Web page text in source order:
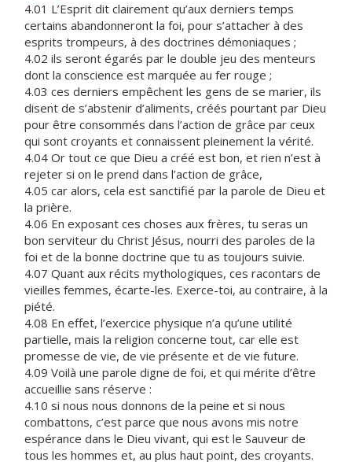
4.01 L’Esprit dit clairement qu’aux derniers temps
certains abandonneront la foi, pour s’attacher à des
esprits trompeurs, à des doctrines démoniaques ;
4.02 ils seront égarés par le double jeu des menteurs
dont la conscience est marquée au fer rouge ;
4.03 ces derniers empêchent les gens de se marier, ils
disent de s’abstenir d’aliments, créés pourtant par Dieu
pour être consommés dans l’action de grâce par ceux
qui sont croyants et connaissent pleinement la vérité.
4.04 Or tout ce que Dieu a créé est bon, et rien n’est à
rejeter si on le prend dans l’action de grâce,
4.05 car alors, cela est sanctifié par la parole de Dieu et
la prière.
4.06 En exposant ces choses aux frères, tu seras un
bon serviteur du Christ Jésus, nourri des paroles de la
foi et de la bonne doctrine que tu as toujours suivie.
4.07 Quant aux récits mythologiques, ces racontars de
vieilles femmes, écarte-les. Exerce-toi, au contraire, à la
piété.
4.08 En effet, l’exercice physique n’a qu’une utilité
partielle, mais la religion concerne tout, car elle est
promesse de vie, de vie présente et de vie future.
4.09 Voilà une parole digne de foi, et qui mérite d’être
accueillie sans réserve :
4.10 si nous nous donnons de la peine et si nous
combattons, c’est parce que nous avons mis notre
espérance dans le Dieu vivant, qui est le Sauveur de
tous les hommes et, au plus haut point, des croyants.